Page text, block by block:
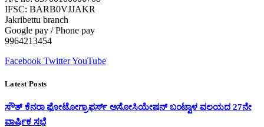
IFSC: BARB0VJJAKR
Jakribettu branch
Google pay / Phone pay
9964213454
Facebook TwitterYouTube
Latest Posts
ಸೌತ್ ಕೆನರಾ ಫೋಟೋಗ್ರಾಫರ್ಸ್ ಅಸೋಸಿಯೇಷನ್ ಬಂಟ್ವಾಳ ವಲಯದ 27ನೇ
ವಾರ್ಷಿಕ ಸಭೆ